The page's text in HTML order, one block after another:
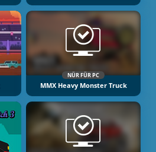
NÜR FÜR PC
MMX Heavy Monster Truck